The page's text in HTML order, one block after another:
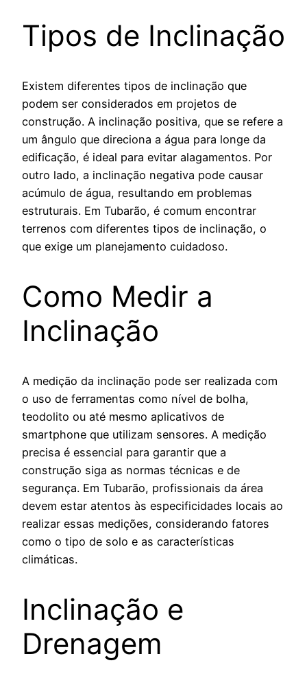
Tipos de Inclinação
Existem diferentes tipos de inclinação que
podem ser considerados em projetos de
construção. A inclinação positiva, que se refere a
um ângulo que direciona a água para longe da
edificação, é ideal para evitar alagamentos. Por
outro lado, a inclinação negativa pode causar
acúmulo de água, resultando em problemas
estruturais. Em Tubarão, é comum encontrar
terrenos com diferentes tipos de inclinação, o
que exige um planejamento cuidadoso.
Como Medir a
Inclinação
A medição da inclinação pode ser realizada com
o uso de ferramentas como nível de bolha,
teodolito ou até mesmo aplicativos de
smartphone que utilizam sensores. A medição
precisa é essencial para garantir que a
construção siga as normas técnicas e de
segurança. Em Tubarão, profissionais da área
devem estar atentos às especificidades locais ao
realizar essas medições, considerando fatores
como o tipo de solo e as características
climáticas.
Inclinação e
Drenagem